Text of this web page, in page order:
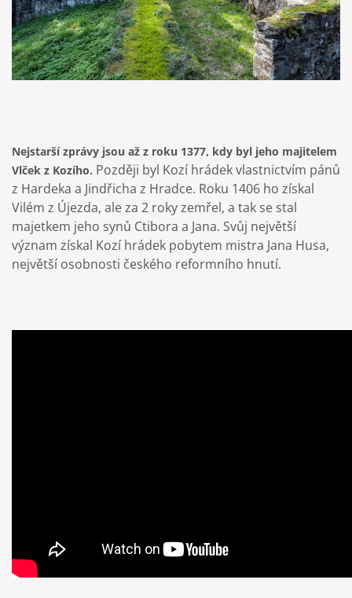
Nejstarší zprávy jsou až z roku 1377, kdy byl jeho majitelem
Vlček z Kozího. Později byl Kozí hrádek vlastnictvím pánů
z Hardeka a Jindřicha z Hradce. Roku 1406 ho získal
Vilém z Újezda, ale za 2 roky zemřel, a tak se stal
majetkem jeho synů Ctibora a Jana. Svůj největší
význam získal Kozí hrádek pobytem mistra Jana Husa,
největší osobnosti českého reformního hnutí.